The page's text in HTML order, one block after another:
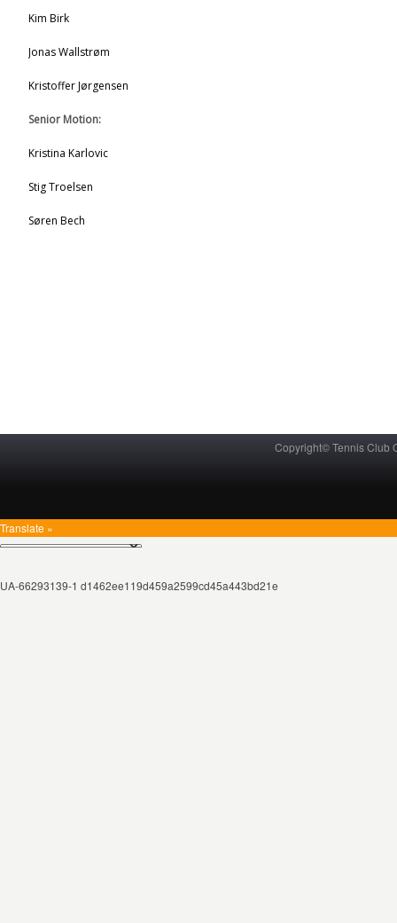
Kim Birk
Jonas Wallstrøm
Kristoffer Jørgensen
Senior Motion:
Kristina Karlovic
Stig Troelsen
Søren Bech
Copyright© Tennis Club
Translate »
UA-66293139-1 d1462ee119d459a2599cd45a443bd21e